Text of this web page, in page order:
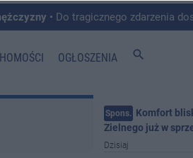
• Do tragicznego zdarzenia doszło w środę rano w okolicach
OGŁOSZENIA search
Spons. Komfort
Zielnego już w
Dzisiaj